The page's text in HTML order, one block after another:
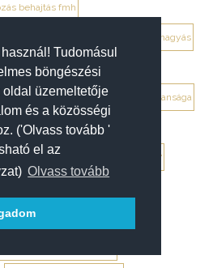
Tudomásul
böngészési
üzemeltetője
és a közösségi
('Olvass tovább '
el az
Olvass tovább
behajtás fmh
ügyvéd fizetési meghagyás
érdemes végrendelet hatálytalansága
per hagyatéki per végrendelet
elévülése 5 év ptk. 7:37
végrendelet